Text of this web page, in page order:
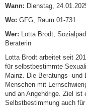
Wann: Dienstag,
Wo: GFG, Raum 01-731
Wer: Lotta Brodt,
Beraterin
Lotta Brodt arbeitet seit
für selbstbestimmte
Mainz. Die Beratungs- und
Menschen mit
und an Angehörige. Ziel
Selbstbestimmung auch